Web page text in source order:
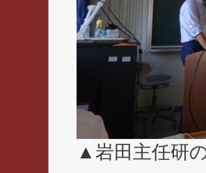
▲岩田主任研